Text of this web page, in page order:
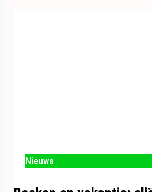
Nieuws